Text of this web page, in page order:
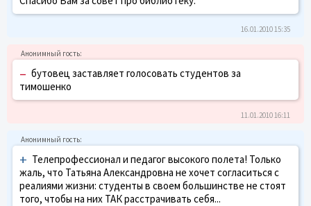
16.01.2010 15:35
– бутовец заставляет голосовать студентов за
тимошенко
11.01.2010 16:11
+ Телепрофессионал и педагог высокого полета! Только
жаль, что Татьяна Александровна не хочет согласиться с
реалиями жизни: студенты в своем большинстве не стоят
того, чтобы на них ТАК расстрачивать себя...